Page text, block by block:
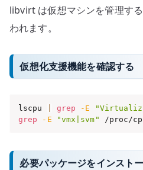
libvirt は仮想マシンを管理す
われます。
仮想化支援機能を確認する
lscpu grep -E
grep
-E "vmx|svm" /proc/
必要パッケージをインスト